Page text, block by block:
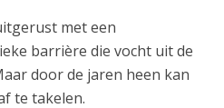
met een
barrière die vocht uit de
door de jaren heen kan
te takelen.